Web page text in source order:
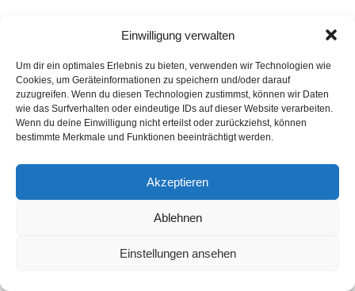
Einwilligung verwalten
Um dir ein optimales Erlebnis zu bieten, verwenden wir Technologien wie
Cookies, um Geräteinformationen zu speichern und/oder darauf
zuzugreifen. Wenn du diesen Technologien zustimmst, können wir Daten
wie das Surfverhalten oder eindeutige IDs auf dieser Website verarbeiten.
Wenn du deine Einwilligung nicht erteilst oder zurückziehst, können
bestimmte Merkmale und Funktionen beeinträchtigt werden.
Akzeptieren
Ablehnen
Einstellungen ansehen